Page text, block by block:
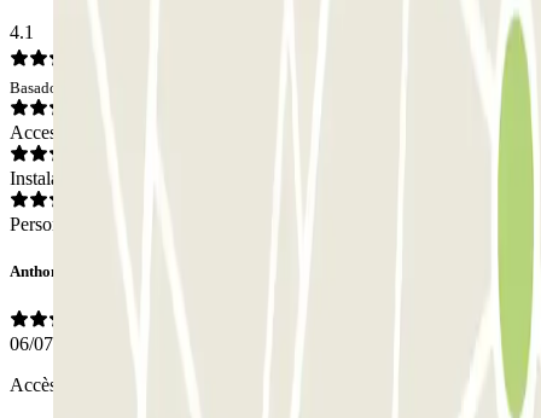
4.1
Basado en 4 opiniones
Acceso
Instalaciones
Personal
Anthony
06/07/2026
Accès rapide avec la lecture de plaque ,très content.